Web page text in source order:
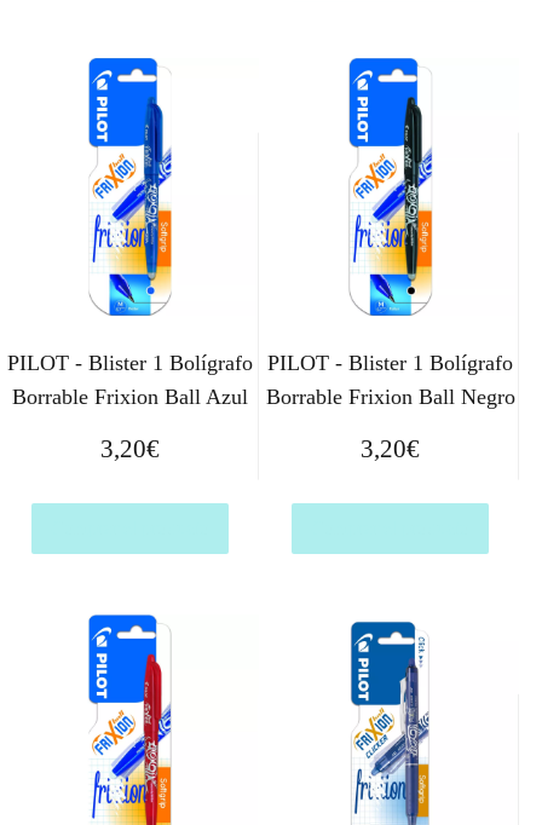
PILOT - Blister 1 Bolígrafo
Borrable Frixion Ball Azul
3,20€
PILOT - Blister 1 Bolígrafo
Borrable Frixion Ball Negro
3,20€